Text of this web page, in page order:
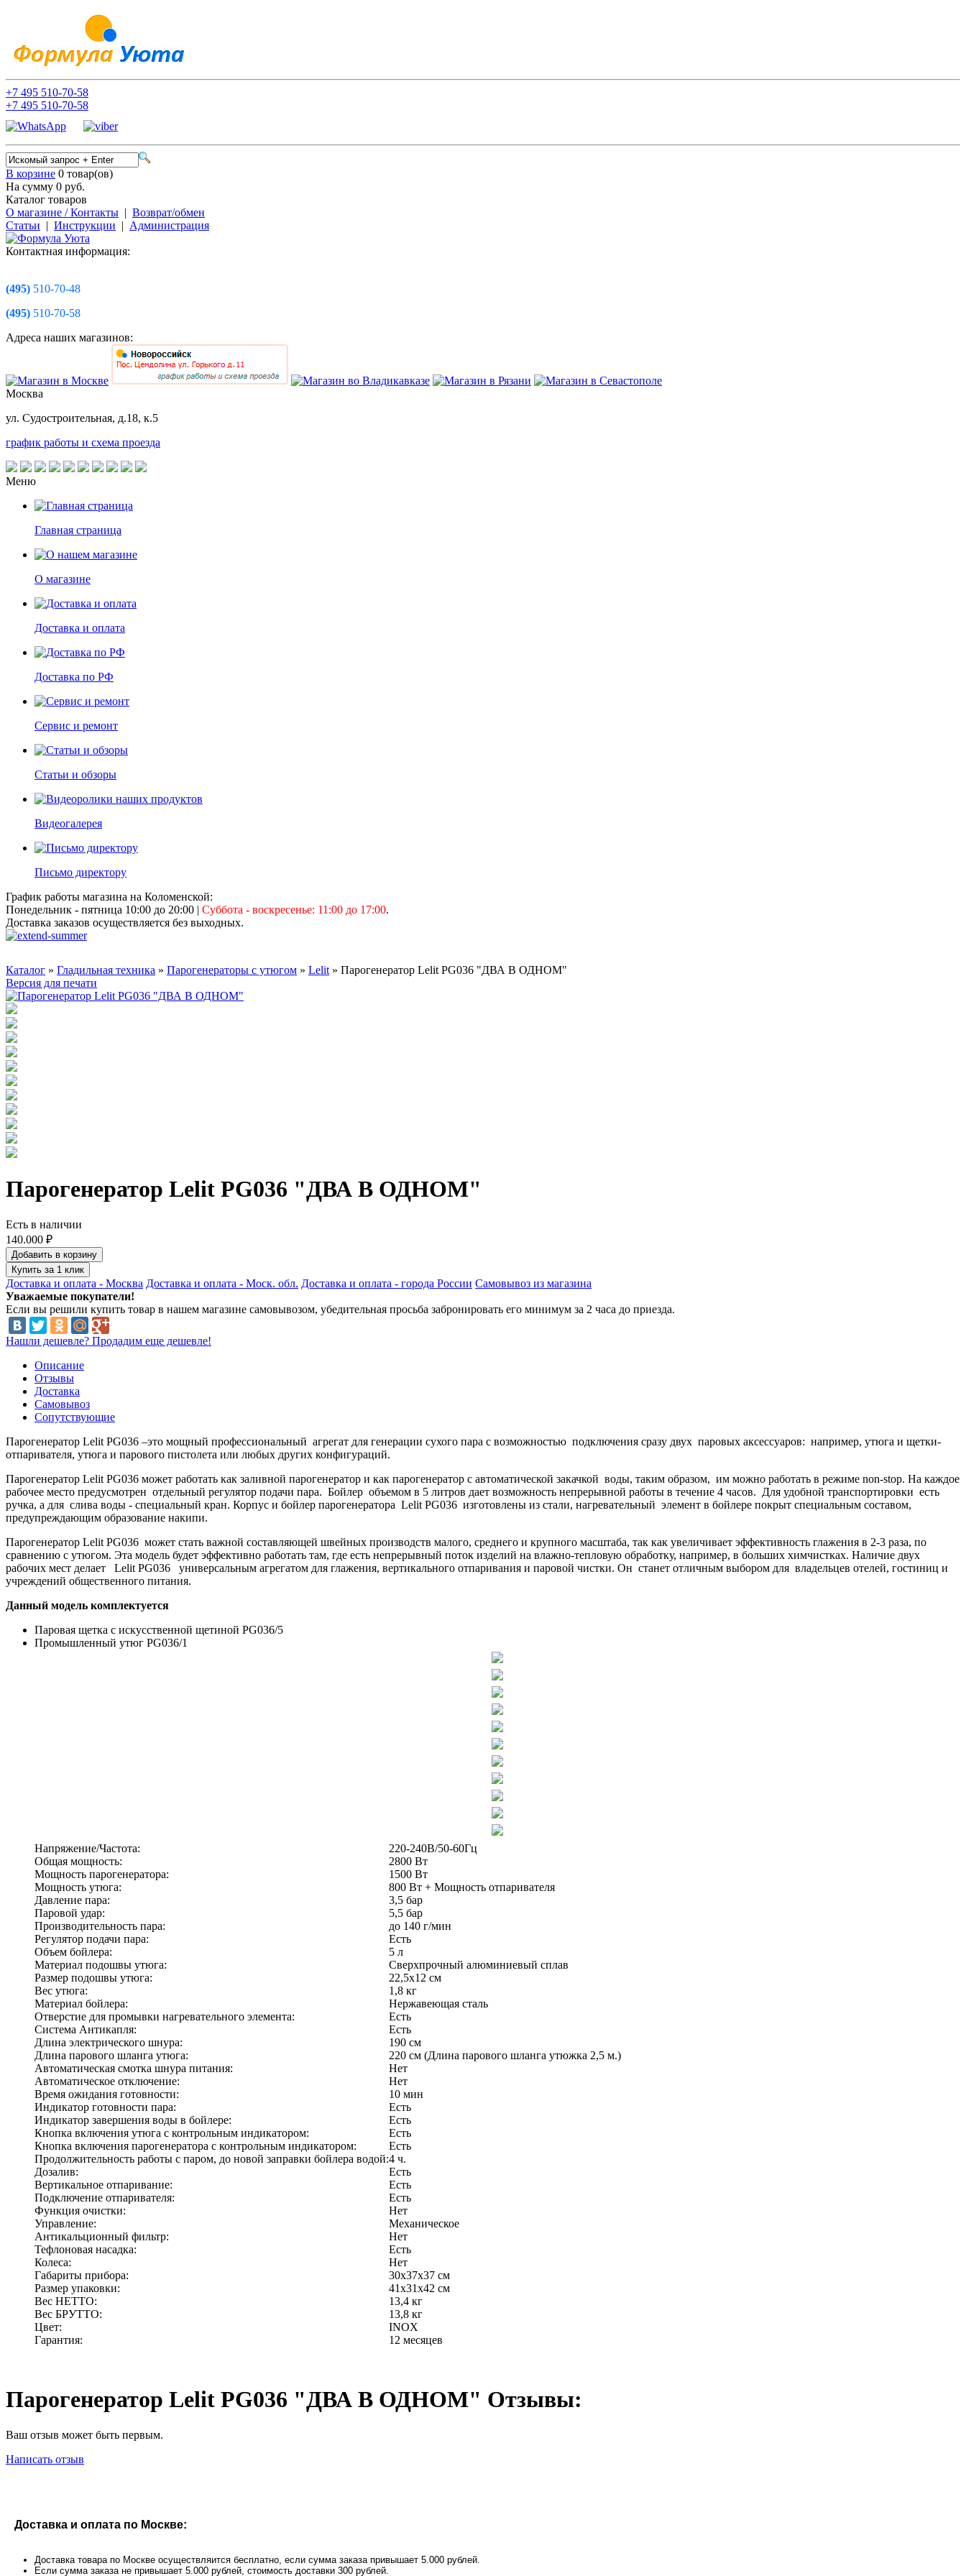
+7 495 510-70-58
+7 495 510-70-58
В корзине 0 товар(ов)
На сумму 0 руб.
Каталог товаров
О магазине / Контакты | Возврат/обмен
Статьи | Инструкции | Администрация
Контактная информация:
(495) 510-70-48
(495) 510-70-58
Адреса наших магазинов:
Москва
ул. Судостроительная, д.18, к.5
график работы и схема проезда
Меню
Главная страница
О магазине
Доставка и оплата
Доставка по РФ
Сервис и ремонт
Статьи и обзоры
Видеогалерея
Письмо директору
График работы магазина на Коломенской:
Понедельник - пятница 10:00 до 20:00 | Суббота - воскресенье: 11:00 до 17:00.
Доставка заказов осуществляется без выходных.
Каталог » Гладильная техника » Парогенераторы с утюгом » Lelit » Парогенератор Lelit PG036 "ДВА В ОДНОМ"
Версия для печати
Парогенератор Lelit PG036 "ДВА В ОДНОМ"
Есть в наличии
140.000 ₽
Добавить в корзину
Купить за 1 клик
Доставка и оплата - Москва Доставка и оплата - Моск. обл. Доставка и оплата - города России Самовывоз из магазина
Уважаемые покупатели!
Если вы решили купить товар в нашем магазине самовывозом, убедительная просьба забронировать его минимум за 2 часа до приезда.
Нашли дешевле? Продадим еще дешевле!
Описание
Отзывы
Доставка
Самовывоз
Сопутствующие
Парогенератор Lelit PG036 –это мощный профессиональный агрегат для генерации сухого пара с возможностью подключения сразу двух паровых аксессуаров: например, утюга и щетки-
отпаривателя, утюга и парового пистолета или любых других конфигураций.
Парогенератор Lelit PG036 может работать как заливной парогенератор и как парогенератор с автоматической закачкой воды, таким образом, им можно работать в режиме non-stop. На каждое
рабочее место предусмотрен отдельный регулятор подачи пара. Бойлер объемом в 5 литров дает возможность непрерывной работы в течение 4 часов. Для удобной транспортировки есть
ручка, а для слива воды - специальный кран. Корпус и бойлер парогенератора Lelit PG036 изготовлены из стали, нагревательный элемент в бойлере покрыт специальным составом,
предупреждающим образование накипи.
Парогенератор Lelit PG036 может стать важной составляющей швейных производств малого, среднего и крупного масштаба, так как увеличивает эффективность глажения в 2-3 раза, по
сравнению с утюгом. Эта модель будет эффективно работать там, где есть непрерывный поток изделий на влажно-тепловую обработку, например, в больших химчистках. Наличие двух
рабочих мест делает Lelit PG036 универсальным агрегатом для глажения, вертикального отпаривания и паровой чистки. Он станет отличным выбором для владельцев отелей, гостиниц и
учреждений общественного питания.
Данный модель комплектуется
Паровая щетка с искусственной щетиной PG036/5
Промышленный утюг PG036/1
Напряжение/Частота:
220-240В/50-60Гц
Общая мощность:
2800 Вт
Мощность парогенератора:
1500 Вт
Мощность утюга:
800 Вт + Мощность отпаривателя
Давление пара:
3,5 бар
Паровой удар:
5,5 бар
Производительность пара:
до 140 г/мин
Регулятор подачи пара:
Есть
Объем бойлера:
5 л
Материал подошвы утюга:
Сверхпрочный алюминиевый сплав
Размер подошвы утюга:
22,5х12 см
Вес утюга:
1,8 кг
Материал бойлера:
Нержавеющая сталь
Отверстие для промывки нагревательного элемента:
Есть
Система Антикапля:
Есть
Длина электрического шнура:
190 см
Длина парового шланга утюга:
220 см (Длина парового шланга утюжка 2,5 м.)
Автоматическая смотка шнура питания:
Нет
Автоматическое отключение:
Нет
Время ожидания готовности:
10 мин
Индикатор готовности пара:
Есть
Индикатор завершения воды в бойлере:
Есть
Кнопка включения утюга с контрольным индикатором:
Есть
Кнопка включения парогенератора с контрольным индикатором:
Есть
Продолжительность работы с паром, до новой заправки бойлера водой:4 ч.
Дозалив:
Есть
Вертикальное отпаривание:
Есть
Подключение отпаривателя:
Есть
Функция очистки:
Нет
Управление:
Механическое
Антикальционный фильтр:
Нет
Тефлоновая насадка:
Есть
Колеса:
Нет
Габариты прибора:
30х37х37 см
Размер упаковки:
41х31х42 см
Вес НЕТТО:
13,4 кг
Вес БРУТТО:
13,8 кг
Цвет:
INOX
Гарантия:
12 месяцев
Парогенератор Lelit PG036 "ДВА В ОДНОМ" Отзывы:
Ваш отзыв может быть первым.
Написать отзыв
Доставка и оплата по Москве:
Доставка товара по Москве осуществляится бесплатно, если сумма заказа привышает 5.000 рублей.
Если сумма заказа не привышает 5.000 рублей, стоимость доставки 300 рублей.